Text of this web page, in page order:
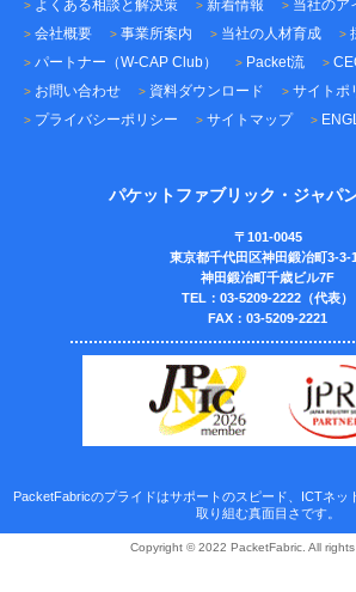
よくある相談と解決策
新着情報
当社のア
会社概要
事業所案内 当社の人材育成
パートナー（W-CAP Club）
Packet流
お問い合わせ
資料ダウンロード
サイトポ
プライバシーポリシー
サイトマップ
パケットファブリック・ジャパ
〒101-0045
東京都千代田区神田鍛冶町3-3-
神田鍛冶町千歳ビル7F
TEL：03-5209-2222（代表）
FAX：03-5209-2221
PacketFabricのプライドはサポートのスピード、ICTネッ
取り組む真面目さです。
Copyright © 2022 PacketFabric. All